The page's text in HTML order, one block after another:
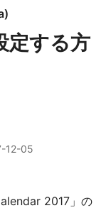
)
定する方
12-05
2017」の